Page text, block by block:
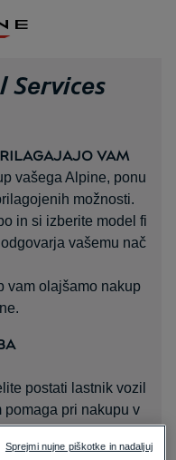
Services
VAM
vašega Alpine, ponu
možnosti.
in si izberite model fi
vašemu nač
vam olajšamo nakup
postati lastnik vozil
pomaga pri nakupu v
Sprejmi nujne piškotke in nadaljuj